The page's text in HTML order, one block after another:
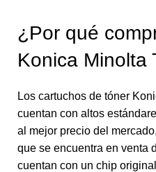
¿Por qué
Konica Minolta
Los cartuchos de tóner
cuentan con altos
al mejor precio del
que se encuentra en venta
cuentan con un chip